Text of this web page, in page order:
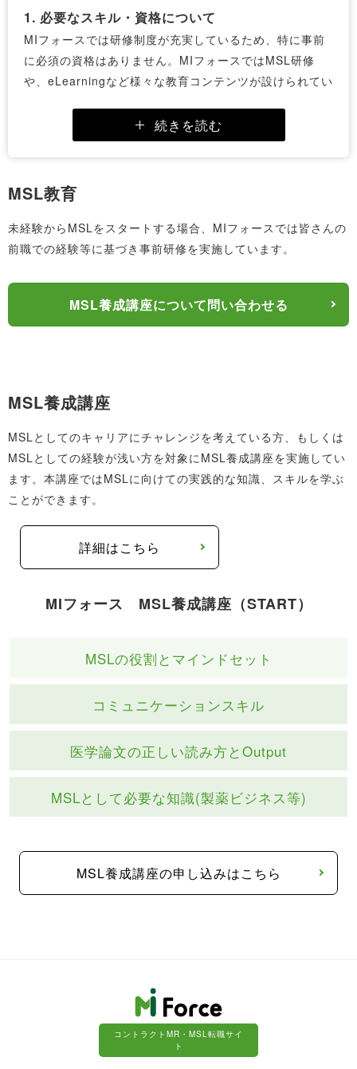
すが、プロジェクトによっては在宅勤務が可能な場合も
あります。
3. 稀少スキルが年収を押し上げる理由
セットの希少性から年収は業界内でも高水準です。特に
オンコロジーや免疫、希少疾患など専門性の高い領域で
ります。
的データをもとにしたディスカッションスキル、英語で
の論文理解やプレゼンテーション能力など、複合的な能
医療業界において専門職としてのキャリアを築きたい方
1. 必要なスキル・資格について
MIフォースでは研修制度が充実しているため、特に事前
に必須の資格はありません。MIフォースではMSL研修
や、eLearningなど様々な教育コンテンツが設けられてい
してのロールプレイや、MSLに特化したコミュニケーシ
ョンスキル研修も実施しています。
スキルなどがあると良いでしょう。MSLは医療従事者と
報を誤りなく伝えることが求められます。そのため、言
葉で相手に伝えるという点で上記のスキルが重要視され
ます。
に対して消極的になる必要はありません。
MR経験者や、CRA・学術・開発部門などで医者との折衝
経験がある方は、即戦力に近い人材として評価されやす
いです。特に、MRとして大学病院を担当した経験がある
方や、専門性の高い製品を扱った経験がある方はMSLに
続きを読む
MSL教育
未経験からMSLをスタートする場合、MIフォースでは皆さんの
前職での経験等に基づき事前研修を実施しています。
MSL養成講座について問い合わせる
MSL養成講座
MSLとしてのキャリアにチャレンジを考えている方、もしくは
MSLとしての経験が浅い方を対象にMSL養成講座を実施してい
ます。本講座ではMSLに向けての実践的な知識、スキルを学ぶ
ことができます。
詳細はこちら
MIフォース MSL養成講座（START）
MSLの役割と マインドセット
コミュニケーション スキル
医学論文の正しい読み方とOutput
MSLとして必要な知識(製薬ビジネス等)
MSL養成講座の申し込みはこちら
コントラクトMR・MSL転職サイ
ト